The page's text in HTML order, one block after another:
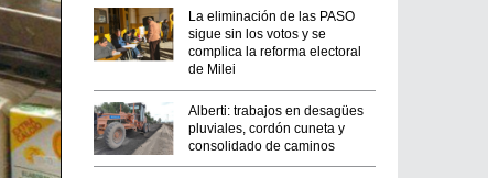
La eliminación de las PASO
sigue sin los votos y se
complica la reforma electoral
de Milei
Alberti: trabajos en desagües
pluviales, cordón cuneta y
consolidado de caminos